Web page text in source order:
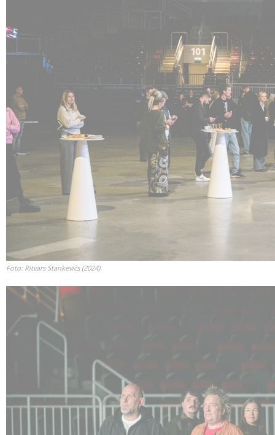
Foto: Ritvars Stankevičs (2024)